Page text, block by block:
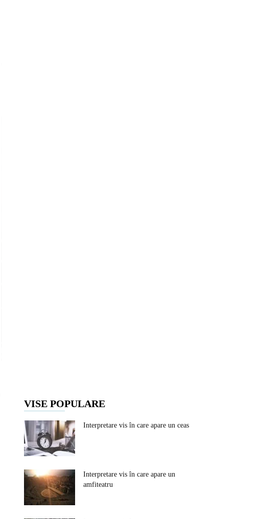
VISE POPULARE
Interpretare vis în care apare un ceas
Interpretare vis în care apare un
amfiteatru